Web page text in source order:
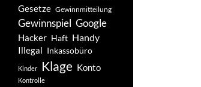
Gesetze Gewinnmitteilung
Gewinnspiel Google
Hacker Haft Handy
Illegal Inkassobüro
Kinder Klage Konto
Kontrolle